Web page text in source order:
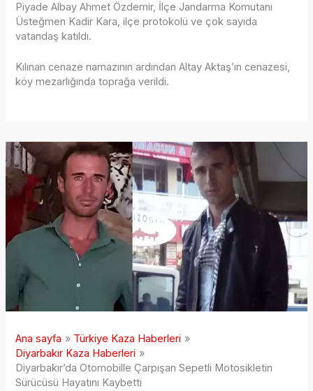
Piyade Albay Ahmet Özdemir, İlçe Jandarma Komutanı
Üsteğmen Kadir Kara, ilçe protokolü ve çok sayıda
vatandaş katıldı.
Kılınan cenaze namazının ardından Altay Aktaş’ın cenazesi,
köy mezarlığında toprağa verildi.
Ana sayfa
Türkiye Kaza Haberleri
Diyarbakır Kaza Haberleri
Diyarbakır’da Otomobille Çarpışan Sepetli Motosikletin
Sürücüsü Hayatını Kaybetti